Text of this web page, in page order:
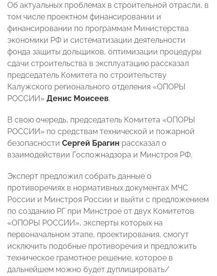
Об актуальных проблемах в строительной отрасли, в
том числе проектном финансировании и
финансировании по программам Министерства
экономики РФ и систематизации деятельности
фонда защиты дольщиков, оптимизации процедуры
сдачи строительства в эксплуатацию рассказал
председатель Комитета по строительству
Калужского регионального отделения «ОПОРЫ
РОССИИ» Денис Моисеев.
В свою очередь, председатель Комитета «ОПОРЫ
РОССИИ» по средствам технической и пожарной
безопасности Сергей Брагин рассказал о
взаимодействии Госпожнадзора и Минстроя РФ.
Эксперт предложил собрать данные о
противоречиях в нормативных документах МЧС
России и Минстроя России и выйти с предложением
по созданию РГ при Минстрое от двух Комитетов
«ОПОРЫ РОССИИ», эксперты которых на
первоначальном этапе, проектирования, смогут
исключить подобные противоречия и предложить
техническое грамотное решение, которое в
дальнейшем можно будет дуплицировать/